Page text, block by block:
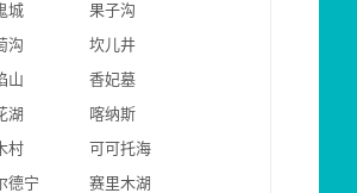
城
果子沟
沟
坎儿井
山
香妃墓
湖
喀纳斯
村
可可托海
德宁
赛里木湖